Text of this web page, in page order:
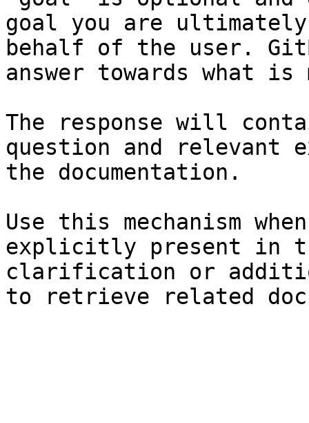
goal you are
behalf of the user.
answer towards what
The response will
question and relevant
the documentation.
Use this mechanism
explicitly present in
clarification or